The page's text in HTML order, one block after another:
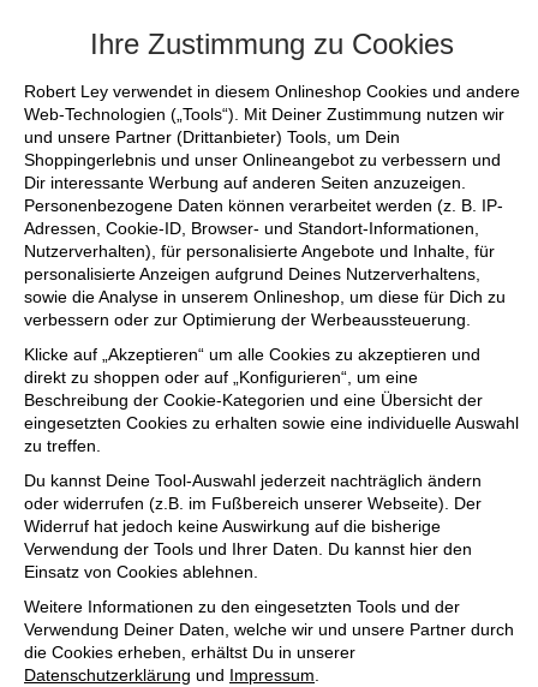
Ihre Zustimmung zu Cookies
Robert Ley verwendet in diesem Onlineshop Cookies und andere
Web-Technologien („Tools“). Mit Deiner Zustimmung nutzen wir
und unsere Partner (Drittanbieter) Tools, um Dein
Shoppingerlebnis und unser Onlineangebot zu verbessern und
Dir interessante Werbung auf anderen Seiten anzuzeigen.
Personenbezogene Daten können verarbeitet werden (z. B. IP-
Adressen, Cookie-ID, Browser- und Standort-Informationen,
Nutzerverhalten), für personalisierte Angebote und Inhalte, für
personalisierte Anzeigen aufgrund Deines Nutzerverhaltens,
sowie die Analyse in unserem Onlineshop, um diese für Dich zu
verbessern oder zur Optimierung der Werbeaussteuerung.
Klicke auf „Akzeptieren“ um alle Cookies zu akzeptieren und
direkt zu shoppen oder auf „Konfigurieren“, um eine
Beschreibung der Cookie-Kategorien und eine Übersicht der
eingesetzten Cookies zu erhalten sowie eine individuelle Auswahl
zu treffen.
Du kannst Deine Tool-Auswahl jederzeit nachträglich ändern
oder widerrufen (z.B. im Fußbereich unserer Webseite). Der
Widerruf hat jedoch keine Auswirkung auf die bisherige
Verwendung der Tools und Ihrer Daten. Du kannst hier den
Einsatz von Cookies ablehnen.
Weitere Informationen zu den eingesetzten Tools und der
Verwendung Deiner Daten, welche wir und unsere Partner durch
die Cookies erheben, erhältst Du in unserer
Datenschutzerklärung und Impressum.